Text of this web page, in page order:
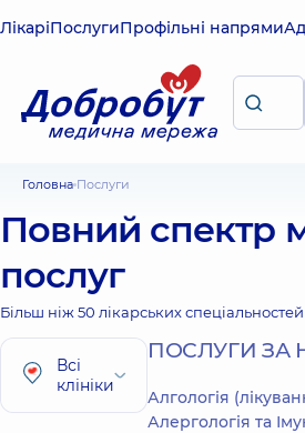
ЛікаріПослугиПрофільні напрями
Головна Послуги
Повний спектр
послуг
Більш ніж 50 лікарських спеціальностей
Всі
клініки
ПОСЛУГИ ЗА
Алгологія
Алергологія та